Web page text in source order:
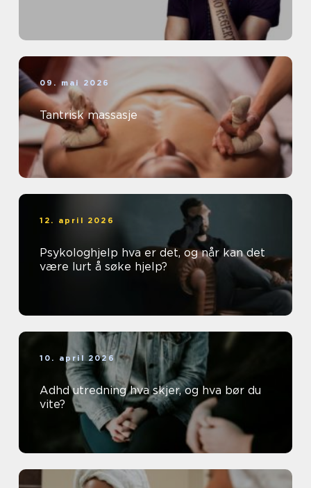
09. mai 2026
Tantrisk massasje
12. april 2026
Psykologhjelp hva er det, og når kan det
være lurt å søke hjelp?
10. april 2026
Adhd utredning hva skjer, og hva bør du
vite?